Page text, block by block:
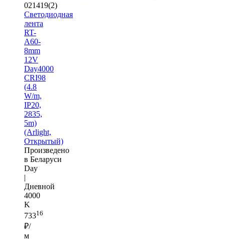
021419(2)
Светодиодная
лента
RT-
A60-
8mm
12V
Day4000
CRI98
(4.8
W/m,
IP20,
2835,
5m)
(Arlight,
Открытый)
Произведено
в Беларуси
Day
|
Дневной
4000
K
73316
₽/
м